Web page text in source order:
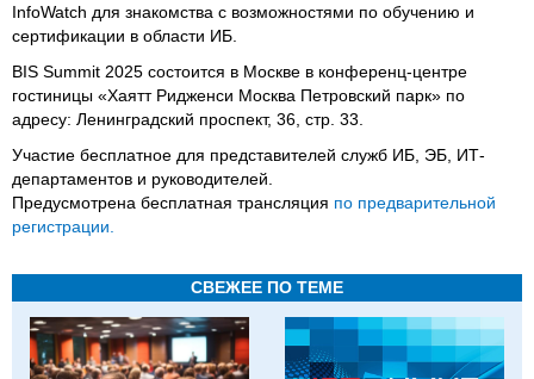
InfoWatch для знакомства с возможностями по обучению и
сертификации в области ИБ.
BIS Summit 2025 состоится в Москве в конференц-центре
гостиницы «Хаятт Ридженси Москва Петровский парк» по
адресу: Ленинградский проспект, 36, стр. 33.
Участие бесплатное для представителей служб ИБ, ЭБ, ИТ-
департаментов и руководителей.
Предусмотрена бесплатная трансляция по предварительной
регистрации.
СВЕЖЕЕ ПО ТЕМЕ